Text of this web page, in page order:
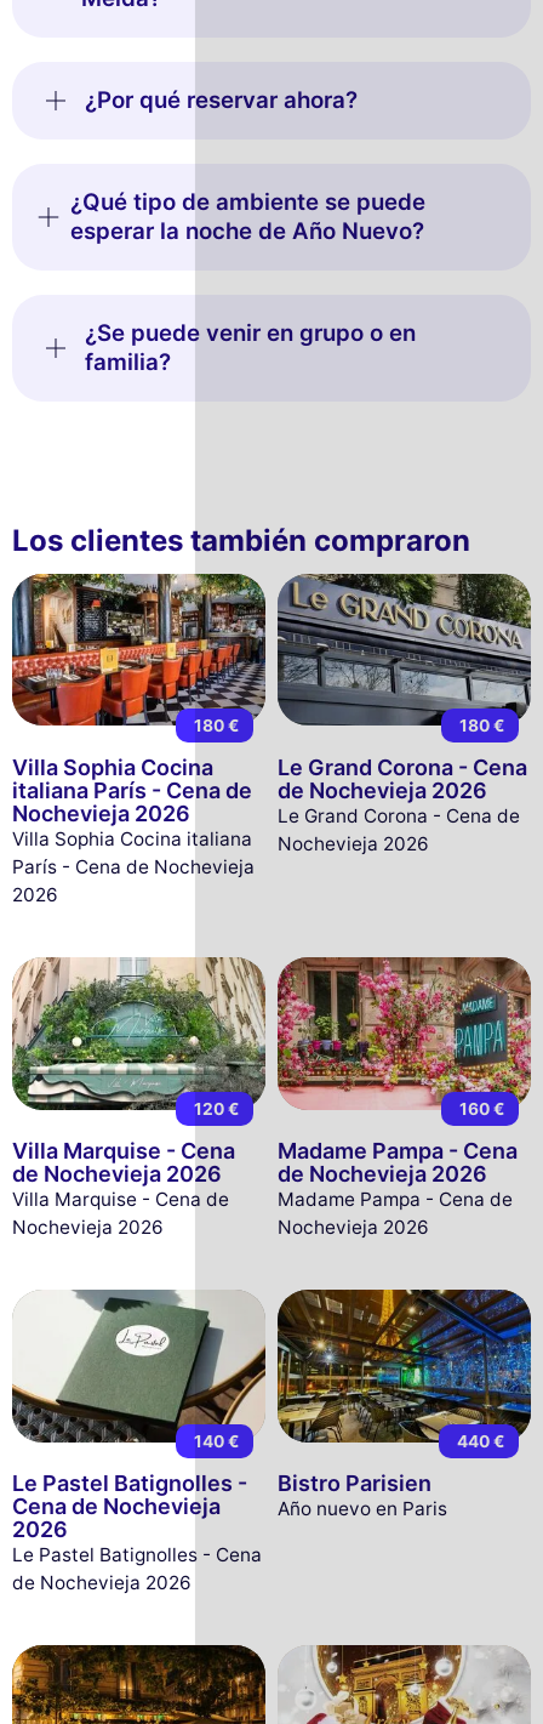
¿Por qué reservar ahora?
¿Qué tipo de ambiente se puede
esperar la noche de Año Nuevo?
¿Se puede venir en grupo o en
familia?
Los clientes también compraron
180 €
Villa Sophia Cocina
italiana París - Cena de
Nochevieja 2026
Villa Sophia Cocina italiana
París - Cena de Nochevieja
2026
180 €
Le Grand Corona - Cena
de Nochevieja 2026
Le Grand Corona - Cena de
Nochevieja 2026
120 €
Villa Marquise - Cena
de Nochevieja 2026
Villa Marquise - Cena de
Nochevieja 2026
160 €
Madame Pampa - Cena
de Nochevieja 2026
Madame Pampa - Cena de
Nochevieja 2026
140 €
Le Pastel Batignolles -
Cena de Nochevieja
2026
Le Pastel Batignolles - Cena
de Nochevieja 2026
440 €
Bistro Parisien
Año nuevo en Paris